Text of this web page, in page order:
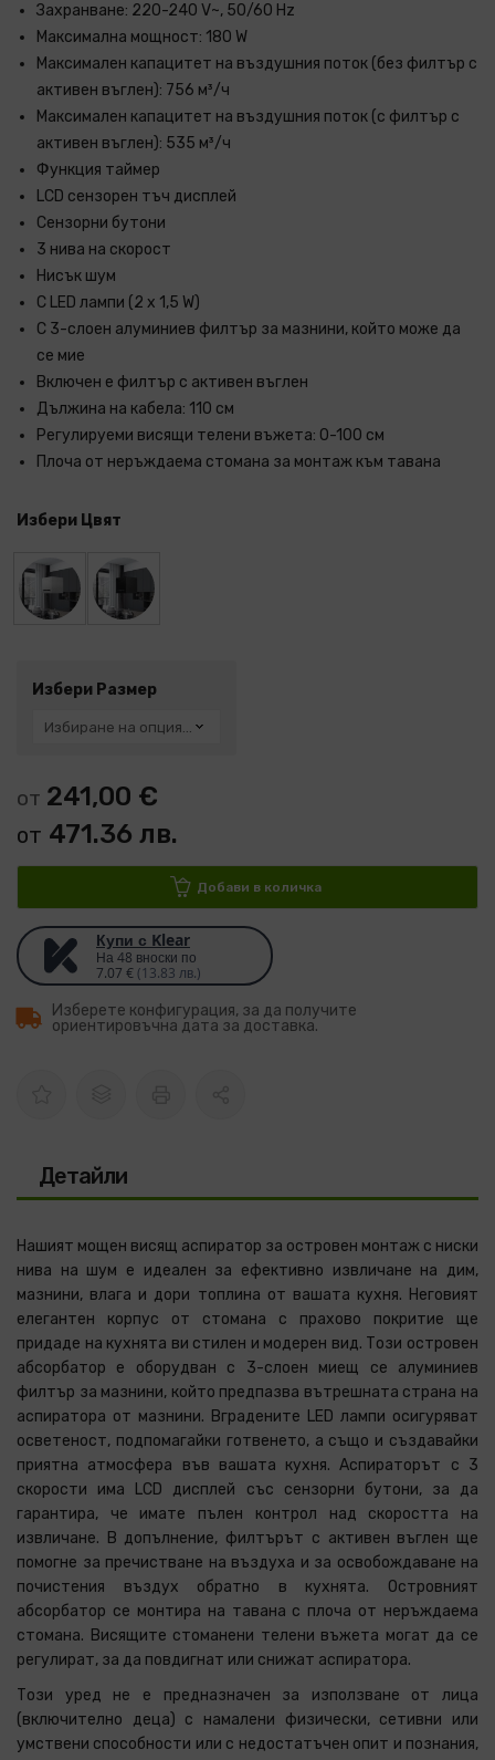
Захранване: 220-240 V~, 50/60 Hz
Максимална мощност: 180 W
Максимален капацитет на въздушния поток (без филтър с
активен въглен): 756 м³/ч
Максимален капацитет на въздушния поток (с филтър с
активен въглен): 535 м³/ч
Функция таймер
LCD сензорен тъч дисплей
Сензорни бутони
3 нива на скорост
Нисък шум
С LED лампи (2 x 1,5 W)
С 3-слоен алуминиев филтър за мазнини, който може да
се мие
Включен е филтър с активен въглен
Дължина на кабела: 110 см
Регулируеми висящи телени въжета: 0-100 см
Плоча от неръждаема стомана за монтаж към тавана
Избери Цвят
Избери Размер
от 241,00 €
от 471.36 лв.
Добави в количка
Купи с Klear
На 48 вноски по
7.07 €(13.83 лв.)
Изберете конфигурация, за да получите
ориентировъчна дата за доставка.
Детайли
Нашият мощен висящ аспиратор за островен монтаж с ниски
нива на шум е идеален за ефективно извличане на дим,
мазнини, влага и дори топлина от вашата кухня. Неговият
елегантен корпус от стомана с прахово покритие ще
придаде на кухнята ви стилен и модерен вид. Този островен
абсорбатор е оборудван с 3-слоен миещ се алуминиев
филтър за мазнини, който предпазва вътрешната страна на
аспиратора от мазнини. Вградените LED лампи осигуряват
осветеност, подпомагайки готвенето, а също и създавайки
приятна атмосфера във вашата кухня. Аспираторът с 3
скорости има LCD дисплей със сензорни бутони, за да
гарантира, че имате пълен контрол над скоростта на
извличане. В допълнение, филтърът с активен въглен ще
помогне за пречистване на въздуха и за освобождаване на
почистения въздух обратно в кухнята. Островният
абсорбатор се монтира на тавана с плоча от неръждаема
стомана. Висящите стоманени телени въжета могат да се
регулират, за да повдигнат или снижат аспиратора.
Този уред не е предназначен за използване от лица
(включително деца) с намалени физически, сетивни или
умствени способности или с недостатъчен опит и познания,